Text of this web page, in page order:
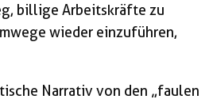
billige Arbeitskräfte zu
wieder einzuführen,
Narrativ von den „faulen